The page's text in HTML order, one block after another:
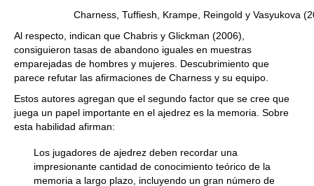
Charness, Tuffiesh, Krampe, Reingold y Vasyukova
Al respecto, indican que Chabris y Glickman (2006),
consiguieron tasas de abandono iguales en muestras
emparejadas de hombres y mujeres. Descubrimiento que
parece refutar las afirmaciones de Charness y su equipo.
Estos autores agregan que el segundo factor que se cree que
juega un papel importante en el ajedrez es la memoria. Sobre
esta habilidad afirman:
Los jugadores de ajedrez deben recordar una
impresionante cantidad de conocimiento teórico de la
memoria a largo plazo, incluyendo un gran número de